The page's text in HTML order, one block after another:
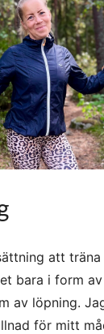
att
bara i form
av löpning.
för mitt